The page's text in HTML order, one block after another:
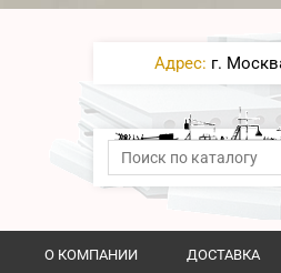
Адрес: г.
О КОМПАНИИ ДОСТАВКА